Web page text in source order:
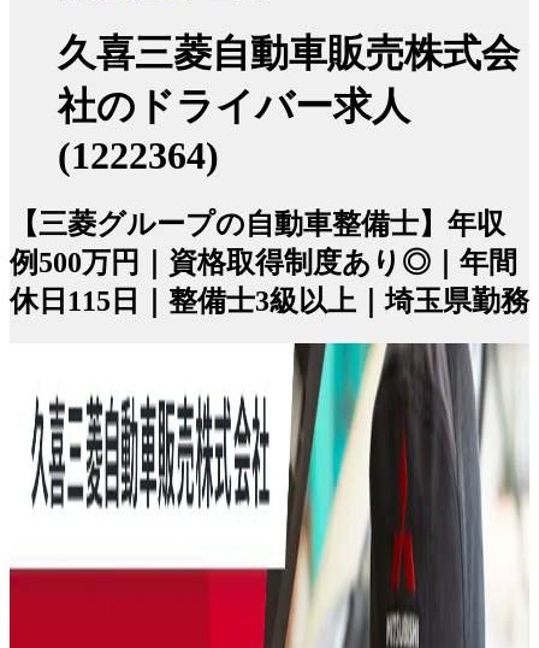
久喜三菱自動車販売株式会
社のドライバー求人
(1222364)
【三菱グループの自動車整備士】年収
例500万円｜資格取得制度あり◎｜年間
休日115日｜整備士3級以上｜埼玉県勤務